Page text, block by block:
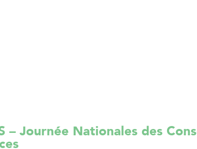
– Journée Nationales des